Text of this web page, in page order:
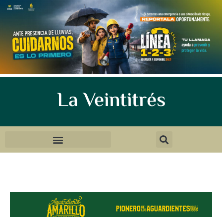
La Veintitrés